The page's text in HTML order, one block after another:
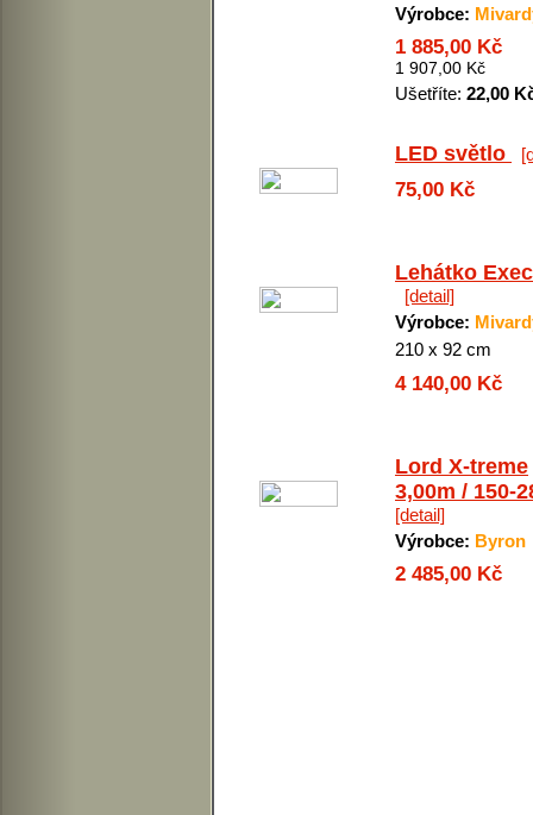
Výrobce:
1 885,00 Kč
1 907,00 Kč
Ušetříte: 22,00
LED světlo
75,00 Kč
Lehátko
[detail]
Výrobce:
210 x 92 cm
4 140,00 Kč
Lord X-treme
3,00m / 150-
[detail]
Výrobce: Byron
2 485,00 Kč